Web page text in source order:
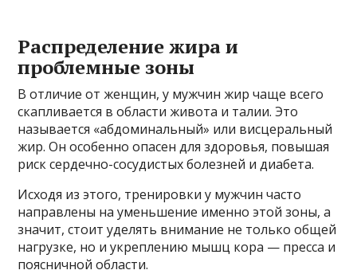
Распределение жира и
проблемные зоны
В отличие от женщин, у мужчин жир чаще всего
скапливается в области живота и талии. Это
называется «абдоминальный» или висцеральный
жир. Он особенно опасен для здоровья, повышая
риск сердечно-сосудистых болезней и диабета.
Исходя из этого, тренировки у мужчин часто
направлены на уменьшение именно этой зоны, а
значит, стоит уделять внимание не только общей
нагрузке, но и укреплению мышц кора — пресса и
поясничной области.